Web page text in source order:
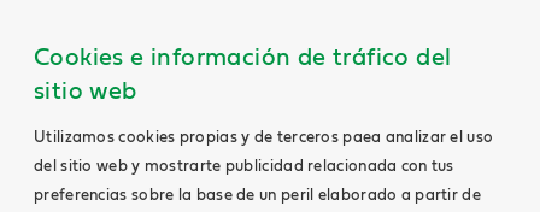
Cookies e información de tráfico del
sitio web
Utilizamos cookies propias y de terceros paea analizar el uso
del sitio web y mostrarte publicidad relacionada con tus
preferencias sobre la base de un peril elaborado a partir de